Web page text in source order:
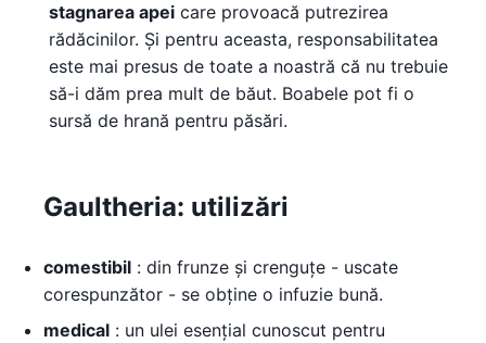
stagnarea apei care provoacă putrezirea
rădăcinilor. Și pentru aceasta, responsabilitatea
este mai presus de toate a noastră că nu trebuie
să-i dăm prea mult de băut. Boabele pot fi o
sursă de hrană pentru păsări.
Gaultheria: utilizări
comestibil : din frunze și crenguțe - uscate
corespunzător - se obține o infuzie bună.
medical : un ulei esențial cunoscut pentru